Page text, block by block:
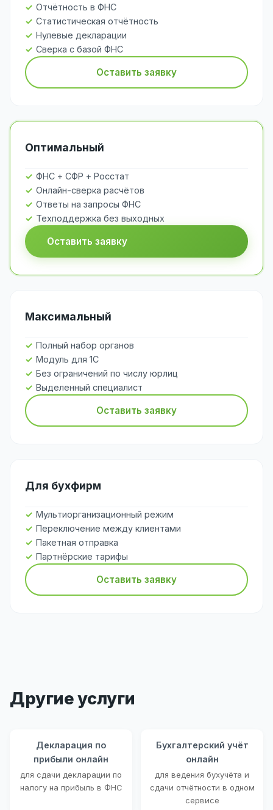
Отчётность в ФНС
Статистическая отчётность
Нулевые декларации
Сверка с базой ФНС
Оставить заявку
Оптимальный
ФНС + СФР + Росстат
Онлайн-сверка расчётов
Ответы на запросы ФНС
Техподдержка без выходных
Оставить заявку
Максимальный
Полный набор органов
Модуль для 1С
Без ограничений по числу юрлиц
Выделенный специалист
Оставить заявку
Для бухфирм
Мультиорганизационный режим
Переключение между клиентами
Пакетная отправка
Партнёрские тарифы
Оставить заявку
Другие услуги
Декларация по
прибыли онлайн
для сдачи декларации по
налогу на прибыль в ФНС
Бухгалтерский учёт
онлайн
для ведения бухучёта и
сдачи отчётности в одном
сервисе